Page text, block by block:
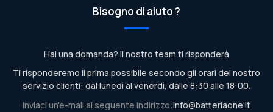
Bisogno di aiuto ?
Hai una domanda? Il nostro team ti risponderà
Ti risponderemo il prima possibile secondo gli orari del nostro
servizio clienti: dal lunedì al venerdì, dalle 8:30 alle 18:00.
Inviaci un'e-mail al seguente indirizzo:info@batteriaone.it